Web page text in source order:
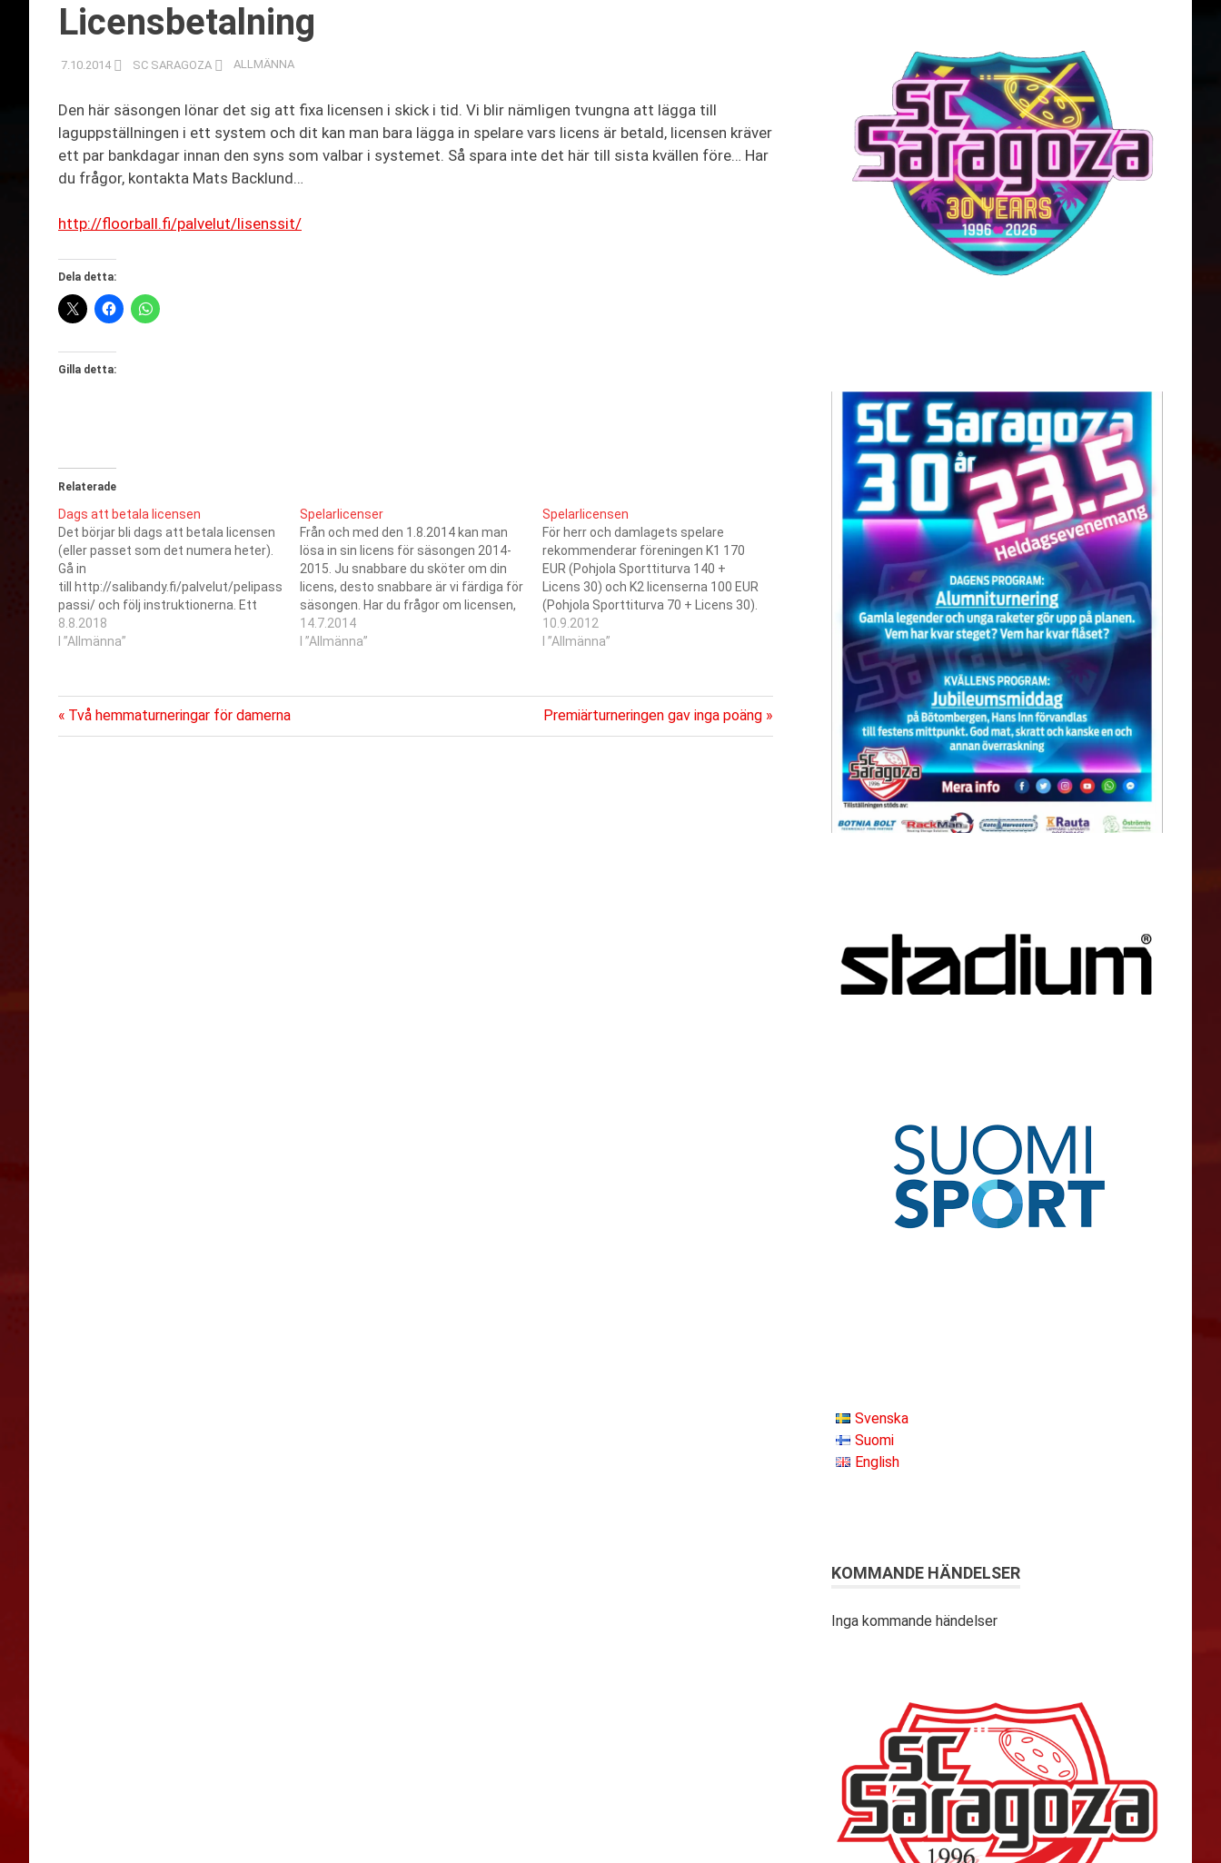
Licensbetalning
7.10.2014 SC SARAGOZA ALLMÄNNA
Den här säsongen lönar det sig att fixa licensen i skick i tid. Vi blir nämligen tvungna att lägga till
laguppställningen i ett system och dit kan man bara lägga in spelare vars licens är betald, licensen kräver
ett par bankdagar innan den syns som valbar i systemet. Så spara inte det här till sista kvällen före… Har
du frågor, kontakta Mats Backlund…
http://floorball.fi/palvelut/lisenssit/
Dela detta:
Gilla detta:
Relaterade
Dags att betala licensen
Det börjar bli dags att betala licensen
(eller passet som det numera heter).
Gå in
till http://salibandy.fi/palvelut/pelipassit/osta-
passi/ och följ instruktionerna. Ett
pass med försäkring går på 203 € för
säsongen 2018-2019.
8.8.2018
I ”Allmänna”
Spelarlicenser
Från och med den 1.8.2014 kan man
lösa in sin licens för säsongen 2014-
2015. Ju snabbare du sköter om din
licens, desto snabbare är vi färdiga för
säsongen. Har du frågor om licensen,
läs på om den på förbundets sidor,
eller ta kontakt med Mats.
14.7.2014
I ”Allmänna”
Spelarlicensen
För herr och damlagets spelare
rekommenderar föreningen K1 170
EUR (Pohjola Sporttiturva 140 +
Licens 30) och K2 licenserna 100 EUR
(Pohjola Sporttiturva 70 + Licens 30).
För juniorerna rekommederar vi Hj
licensen 23 EUR (Pohjola Sporttiturva
10.9.2012
I ”Allmänna”
Inläggsnavigering
Föregående
inlägg:
Två hemmaturneringar för damerna
Nästa
inlägg:
Premiärturneringen gav inga poäng
Svenska
Suomi
English
KOMMANDE HÄNDELSER
Inga kommande händelser